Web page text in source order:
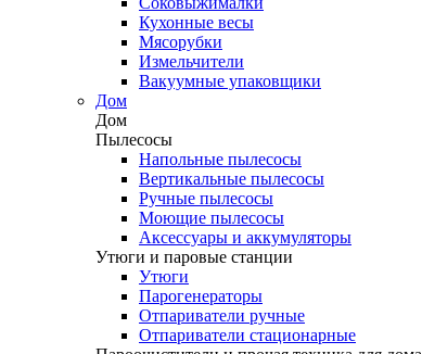
Кухонные весы
Мясорубки
Измельчители
Вакуумные упаковщики
Дом
Дом
Пылесосы
Напольные пылесосы
Вертикальные пылесосы
Ручные пылесосы
Моющие пылесосы
Аксессуары и аккумуляторы
Утюги и паровые станции
Утюги
Парогенераторы
Отпариватели ручные
Отпариватели стационарные